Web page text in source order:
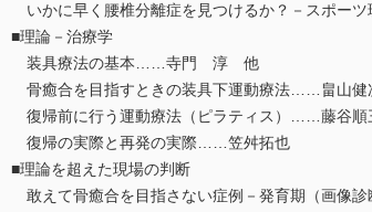
いかに早く腰椎分離症を見つけるか？－スポ
■理論－治療学
装具療法の基本……寺門 淳 他
骨癒合を目指すときの装具下運動療法……畠山健
復帰前に行う運動療法（ピラティス）……藤谷
復帰の実際と再発の実際……笠舛拓也
■理論を超えた現場の判断
敢えて骨癒合を目指さない症例－発育期（画像